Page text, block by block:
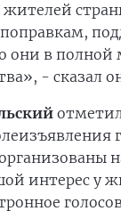
они в полной
- сказал
интерес у